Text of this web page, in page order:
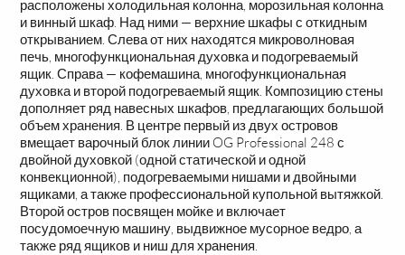
расположены холодильная колонна, морозильная колонна
и винный шкаф. Над ними — верхние шкафы с откидным
открыванием. Слева от них находятся микроволновая
печь, многофункциональная духовка и подогреваемый
ящик. Справа — кофемашина, многофункциональная
духовка и второй подогреваемый ящик. Композицию стены
дополняет ряд навесных шкафов, предлагающих большой
объем хранения. В центре первый из двух островов
вмещает варочный блок линии OG Professional 248 с
двойной духовкой (одной статической и одной
конвекционной), подогреваемыми нишами и двойными
ящиками, а также профессиональной купольной вытяжкой.
Второй остров посвящен мойке и включает
посудомоечную машину, выдвижное мусорное ведро, а
также ряд ящиков и ниш для хранения.